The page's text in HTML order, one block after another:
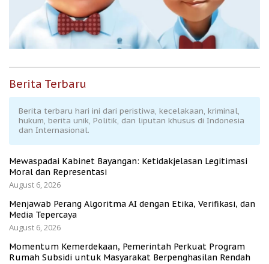
Berita Terbaru
Berita terbaru hari ini dari peristiwa, kecelakaan, kriminal,
hukum, berita unik, Politik, dan liputan khusus di Indonesia
dan Internasional.
Mewaspadai Kabinet Bayangan: Ketidakjelasan Legitimasi
Moral dan Representasi
August 6, 2026
Menjawab Perang Algoritma AI dengan Etika, Verifikasi, dan
Media Tepercaya
August 6, 2026
Momentum Kemerdekaan, Pemerintah Perkuat Program
Rumah Subsidi untuk Masyarakat Berpenghasilan Rendah